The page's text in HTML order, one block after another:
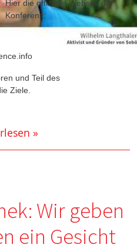
Hier die offizielle Website der
Konferenz:
und Teil des
Ziele.
»
Wir geben
ein Gesicht